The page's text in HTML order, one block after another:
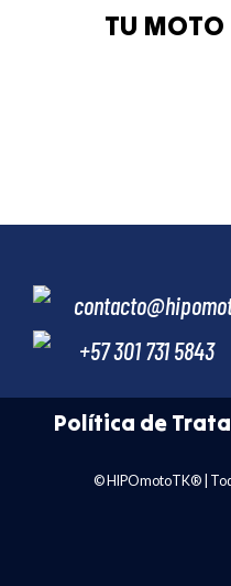
TU MOTO
+57 301 731 5843
Política de
© HIPOmotoTK® |